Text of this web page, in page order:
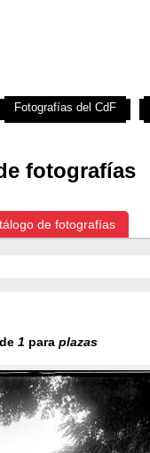
fotografías
de fotografías
de 1 para plazas
Fotografías del CdF